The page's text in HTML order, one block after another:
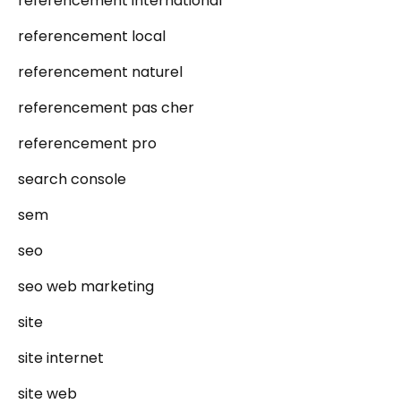
referencement local
referencement naturel
referencement pas cher
referencement pro
search console
sem
seo
seo web marketing
site
site internet
site web